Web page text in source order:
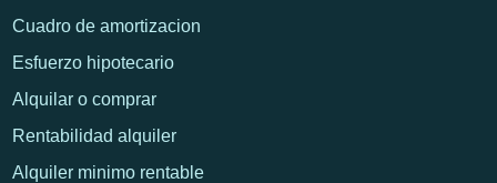
Cuadro de amortizacion
Esfuerzo hipotecario
Alquilar o comprar
Rentabilidad alquiler
Alquiler minimo rentable